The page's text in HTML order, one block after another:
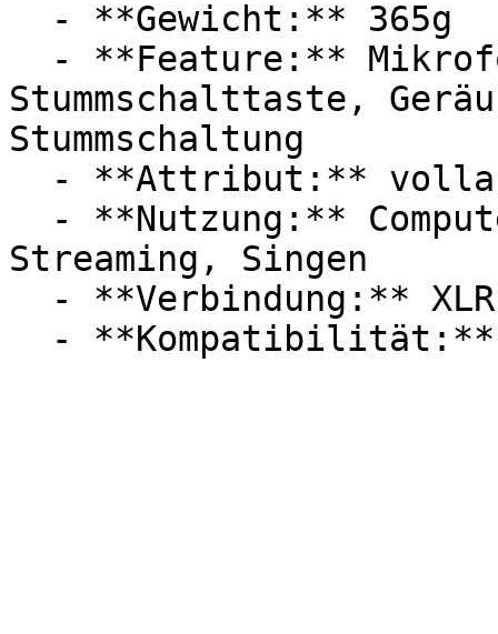
Stummschalttaste,
Stummschaltung
Streaming, Singen